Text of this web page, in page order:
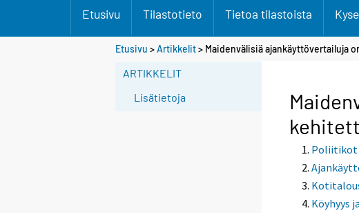
Etusivu Tilastotieto Tietoa tilastoista
Etusivu >Artikkelit> Maidenvälisiä ajankäyttövertailuja
ARTIKKELIT
Lisätietoja
Poliitikot
Köyhyys